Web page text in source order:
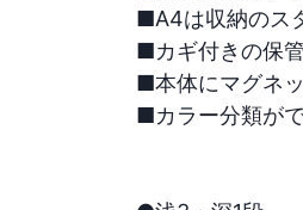
■A4は収納のス
■カギ付きの保
■本体にマグネ
■カラー分類が